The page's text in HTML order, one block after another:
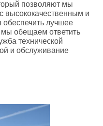
позволяют мы
высококачественным и
обеспечить лучшее
обещаем ответить
технической
и обслуживание